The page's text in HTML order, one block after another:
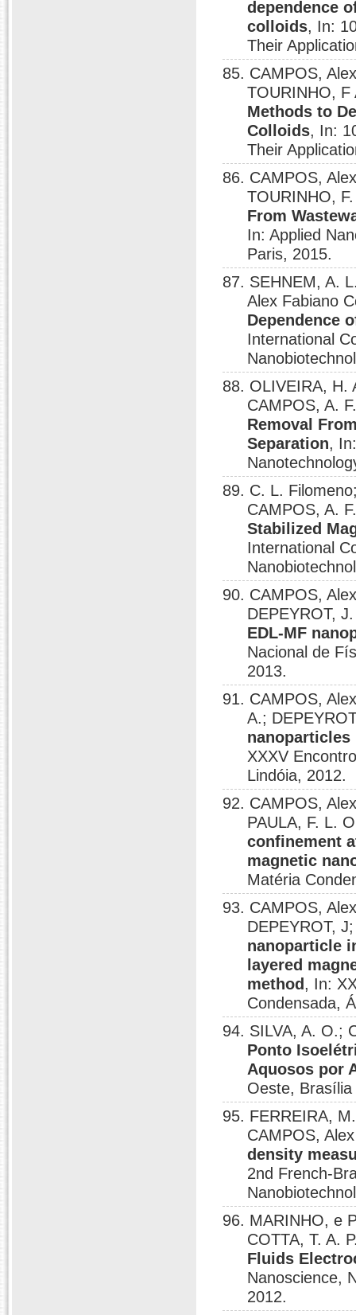
dependence
colloids, In:
Their
85. CAMPOS,
TOURINHO,
Methods to
Colloids, In:
Their
86. CAMPOS,
TOURINHO,
From
In: Applied
Paris, 2015.
87. SEHNEM, A.
Alex Fabiano
Dependence
International
88. OLIVEIRA, H.
CAMPOS, A.
Removal
Separation,
89. C. L.
CAMPOS, A.
Stabilized
International
90. CAMPOS,
DEPEYROT,
EDL-MF
Nacional de
2013.
91. CAMPOS,
A.;
nanoparticles
XXXV
Lindóia, 2012.
92. CAMPOS,
PAULA, F. L.
confinement
magnetic
Matéria
93. CAMPOS,
DEPEYROT,
nanoparticle
layered
method , In:
Condensada,
94. SILVA, A. O.;
Ponto
Aquosos por
Oeste,
95. FERREIRA,
CAMPOS,
density
2nd French-
96. MARINHO, e
COTTA, T. A.
Fluids
Nanoscience,
2012.